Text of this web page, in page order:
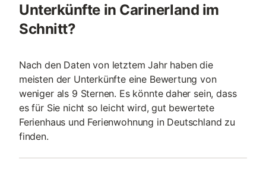
Unterkünfte in Carinerland im
Schnitt?
Nach den Daten von letztem Jahr haben die
meisten der Unterkünfte eine Bewertung von
weniger als 9 Sternen. Es könnte daher sein, dass
es für Sie nicht so leicht wird, gut bewertete
Ferienhaus und Ferienwohnung in Deutschland zu
finden.